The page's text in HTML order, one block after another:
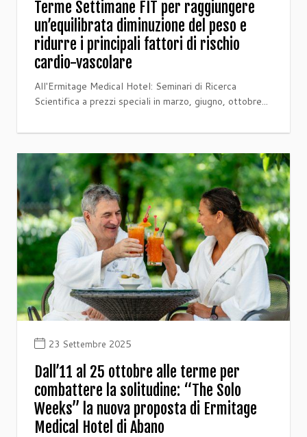
Terme Settimane FIT per raggiungere
un’equilibrata diminuzione del peso e
ridurre i principali fattori di rischio
cardio-vascolare
All'Ermitage Medical Hotel: Seminari di Ricerca
Scientifica a prezzi speciali in marzo, giugno, ottobre...
23 Settembre 2025
Dall’11 al 25 ottobre alle terme per
combattere la solitudine: “The Solo
Weeks” la nuova proposta di Ermitage
Medical Hotel di Abano